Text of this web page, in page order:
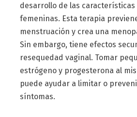
desarrollo de las características
femeninas. Esta terapia
menstruación y crea una
Sin embargo, tiene efectos
resequedad vaginal. Tomar
estrógeno y progesterona al
puede ayudar a limitar o
síntomas.